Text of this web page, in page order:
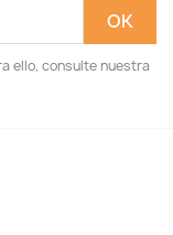
ello, consulte nuestra